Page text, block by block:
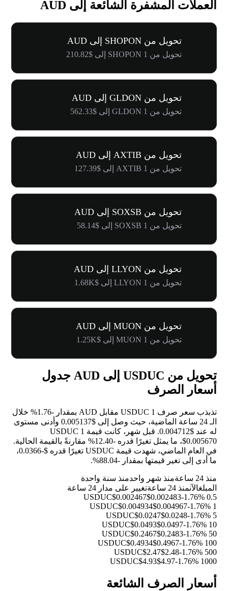
العملات المشفرة الشائعة إلى AUD
تحويل من SHOPON إلى AUD
تحويل من 1 SHOPON إلى $210.82
تحويل من GLDON إلى AUD
تحويل من 1 GLDON إلى $562.33
تحويل من AXTIB إلى AUD
تحويل من 1 AXTIB إلى $127.39
تحويل من SOXSB إلى AUD
تحويل من 1 SOXSB إلى $58.14
تحويل من LLYON إلى AUD
تحويل من 1 LLYON إلى $1.68K
تحويل من MUON إلى AUD
تحويل من 1 MUON إلى $1.25K
تحويل من USDUC إلى AUD جدول
أسعار الصرف
تذبذب سعر صرف 1 USDUC مقابل AUD بمقدار -1.76%
خلال
الـ 24 ساعة الماضية، حيث وصل إلى $0.005137 وأدنى مستوى
له عند $0.004712. قبل شهر، كانت قيمة 1 USDUC
$0.005670، ما يمثل تغيرًا قدره
-12.40%
مقارنةً بالقيمة الحالية.
في العام الماضي، شهدت قيمة USDUC تغيرًا قدره $-0.0366،
ما أدى إلى تغير قيمتها بمقدار -88.04%
.
منذ 24 ساعة منذ شهر واحدمنذ سنة واحدة
المبلغالآنمنذ 24 ساعة
تغيير على مدار 24 ساعة
0.5 USDUC
$0.002467$0.002483-1.76%
1 USDUC
$0.004934$0.004967-1.76%
5 USDUC
$0.0247$0.0248-1.76%
10 USDUC
$0.0493$0.0497-1.76%
50 USDUC
$0.2467$0.2483-1.76%
100 USDUC
$0.4934$0.4967-1.76%
500 USDUC
$2.47$2.48-1.76%
1000 USDUC
$4.93$4.97-1.76%
أسعار الصرف الشائعة